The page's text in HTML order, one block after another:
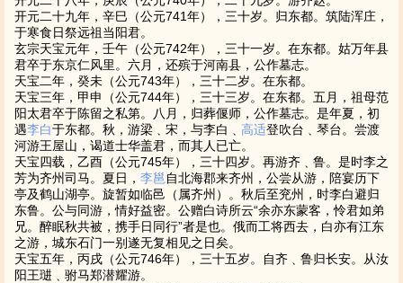
开元二十九年，辛巳（公元741年），三十岁。归东都。筑陆浑庄，
于寒食日祭远祖当阳君。
玄宗天宝元年，壬午（公元742年），三十一岁。在东都。姑万年县
君卒于东京仁风里。六月，还殡于河南县，公作墓志。
天宝二年，癸未（公元743年），三十二岁。在东都。
天宝三年，甲申（公元744年），三十三岁。在东都。五月，祖母范
阳太君卒于陈留之私第。八月，归葬偃师，公作墓志。是年夏，初
遇李白于东都。秋，游梁﹑宋，与李白﹑ 高适登吹台﹑琴台。尝渡
河游王屋山，谒道士华盖君，而其人已亡。
天宝四载，乙酉（公元745年），三十四岁。再游齐﹑鲁。是时李之
芳为齐州司马。夏日， 李邕 自北海郡来齐州，公尝从游，陪宴历下
亭及鹤山湖亭。旋暂如临邑（属齐州）。秋后至兖州，时李白避归
东鲁。公与同游，情好益密。公赠白诗所云“余亦东蒙客，怜君如弟
兄。醉眠秋共被，携手日同行”者是也。俄而工将西去，白亦有江东
之游，城东石门一别遂无复相见之日矣。
天宝五年，丙戌（公元746年），三十五岁。自齐﹑鲁归长安。从汝
阳王琎﹑驸马郑潜耀游。